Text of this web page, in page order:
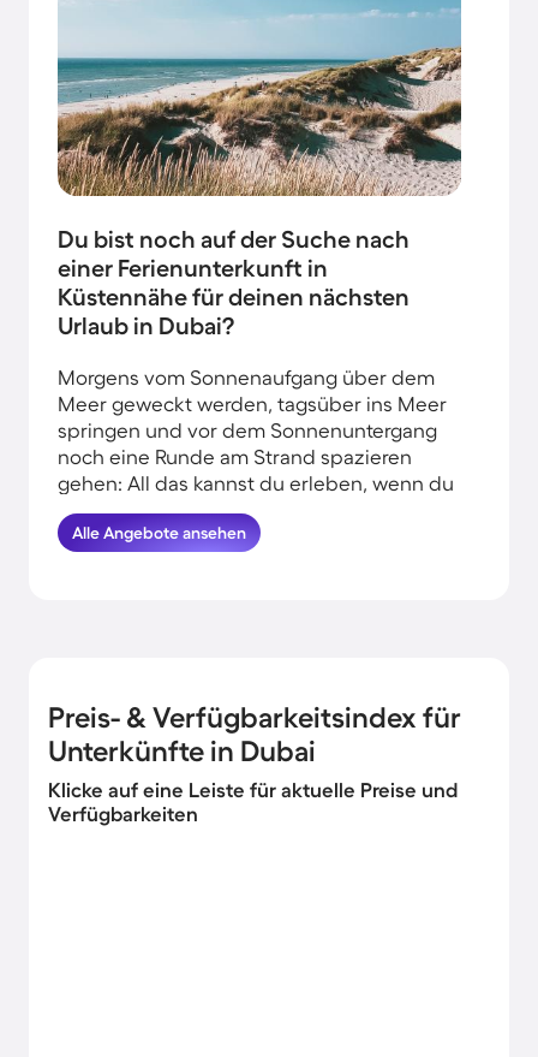
Du bist noch auf der Suche nach
einer Ferienunterkunft in
Küstennähe für deinen nächsten
Urlaub in Dubai?
Morgens vom Sonnenaufgang über dem
Meer geweckt werden, tagsüber ins Meer
springen und vor dem Sonnenuntergang
noch eine Runde am Strand spazieren
gehen: All das kannst du erleben, wenn du
deinen Urlaub in Strandnähe in Dubai
verbringst. HomeToGo hat für dich und
Alle Angebote ansehen
Preis- & Verfügbarkeitsindex für
Unterkünfte in Dubai
Klicke auf eine Leiste für aktuelle Preise und
Verfügbarkeiten